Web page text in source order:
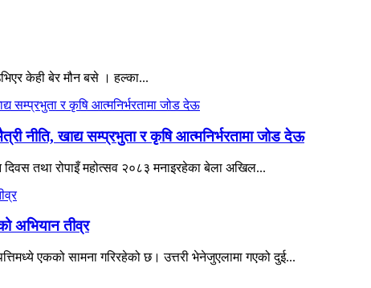
केही बेर मौन बसे । हल्का...
नीति, खाद्य सम्प्रभुता र कृषि आत्मनिर्भरतामा जोड देऊ
दिवस तथा रोपाइँ महोत्सव २०८३ मनाइरहेका बेला अखिल...
अभियान तीव्र
एकको सामना गरिरहेको छ। उत्तरी भेनेजुएलामा गएको दुई...